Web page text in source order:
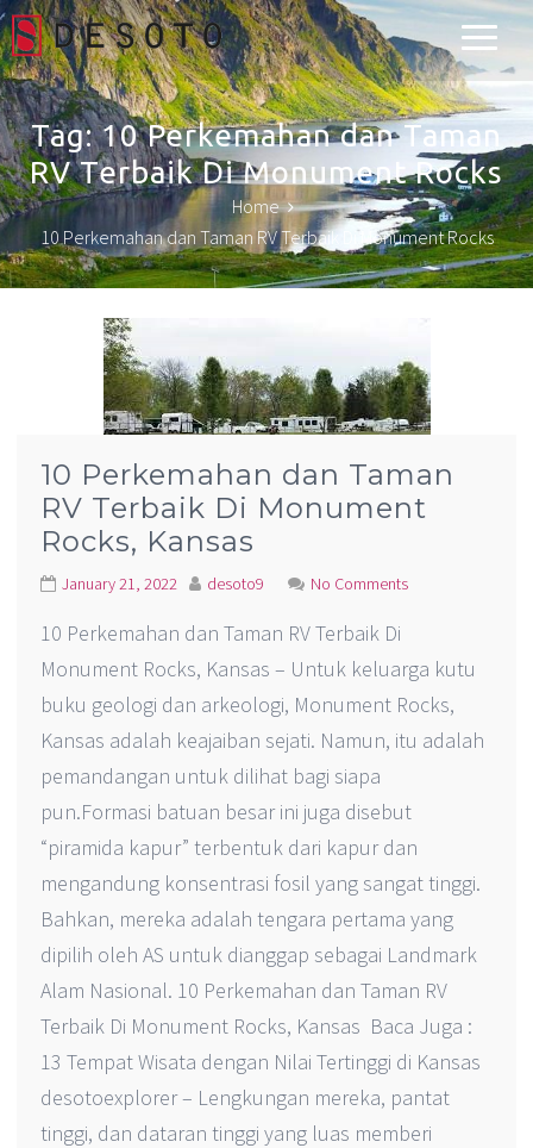
Desoto Explorer
Tag:10 Perkemahan dan Taman
RV Terbaik Di Monument Rocks
Home
10 Perkemahan dan Taman RV Terbaik Di Monument Rocks
10 Perkemahan dan Taman
RV Terbaik Di Monument
Rocks, Kansas
January 21, 2022 desoto9 No Comments
10 Perkemahan dan Taman RV Terbaik Di
Monument Rocks, Kansas – Untuk keluarga kutu
buku geologi dan arkeologi, Monument Rocks,
Kansas adalah keajaiban sejati. Namun, itu adalah
pemandangan untuk dilihat bagi siapa
pun.Formasi batuan besar ini juga disebut
“piramida kapur” terbentuk dari kapur dan
mengandung konsentrasi fosil yang sangat tinggi.
Bahkan, mereka adalah tengara pertama yang
dipilih oleh AS untuk dianggap sebagai Landmark
Alam Nasional. 10 Perkemahan dan Taman RV
Terbaik Di Monument Rocks, Kansas Baca Juga :
13 Tempat Wisata dengan Nilai Tertinggi di Kansas
desotoexplorer – Lengkungan mereka, pantat
tinggi, dan dataran tinggi yang luas memberi